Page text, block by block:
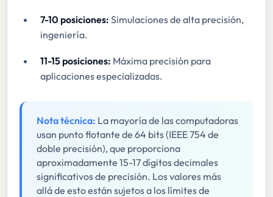
7-10 posiciones: Simulaciones de alta precisión,
ingeniería.
11-15 posiciones: Máxima precisión para
aplicaciones especializadas.
Nota técnica: La mayoría de las computadoras
usan punto flotante de 64 bits (IEEE 754 de
doble precisión), que proporciona
aproximadamente 15-17 dígitos decimales
significativos de precisión. Los valores más
allá de esto están sujetos a los límites de